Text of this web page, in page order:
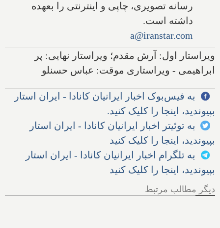
رسانه تصویری، چاپی و اینترنتی را بعهده
داشته است.
a@iranstar.com
ویراستار اول: آرش مقدم؛ ویراستار نهایی: پر
ابراهیمی - ویراستاری موقت: عباس حسنلو
به فیس‌بوک اخبار ایرانیان کانادا - ایران استار
بپیوندید، اینجا را کلیک کنید.
به توئیتر اخبار ایرانیان کانادا - ایران استار
بپیوندید، اینجا را کلیک کنید
به تلگرام اخبار ایرانیان کانادا - ایران استار
بپیوندید، اینجا را کلیک کنید
دیگر مطالب مرتبط